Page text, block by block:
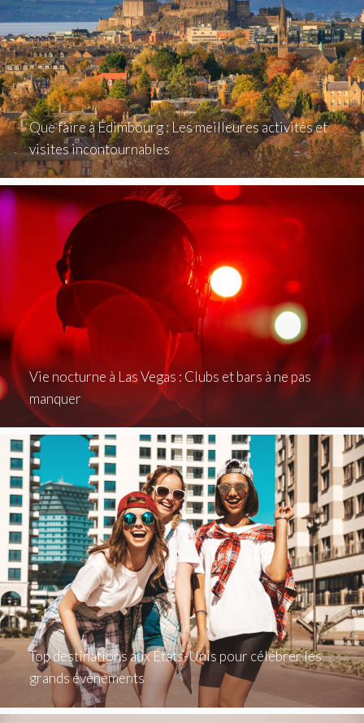
Que faire à Édimbourg : Les meilleures activités et
visites incontournables
Vie nocturne à Las Vegas : Clubs et bars à ne pas
manquer
Top destinations aux États-Unis pour célébrer les
grands événements